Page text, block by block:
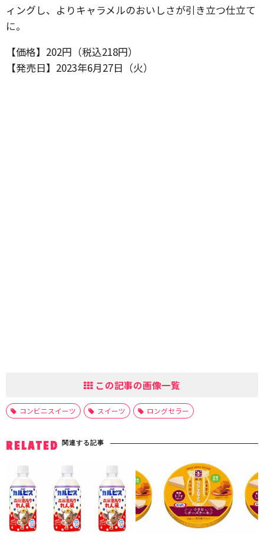
ィングし、よりキャラメルのおいしさが引き立つ仕立て
に。
【価格】202円（税込218円）
【発売日】2023年6月27日（火）
この記事の画像一覧
コンビニスイーツ スイーツ ロングセラー
RELATED 関連する記事